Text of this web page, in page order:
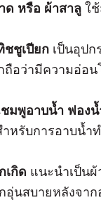
ด หรือ ผ้าสาลู ใ
ชชูเปียก เป็นอุป
ถือว่ามีความอ่อน
มพูอาบน้ำ ฟอง
ำหรับการอาบน้ำ
เกิด แนะนำเป็นผ้
อุ่นสบายหลังจาก